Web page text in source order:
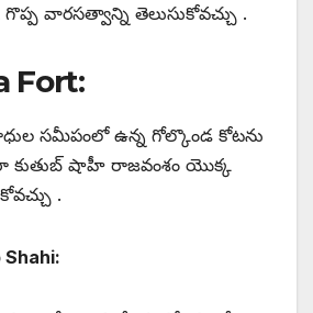
వారసత్వాన్ని తెలుసుకోవచ్చు .
Fort:
సమీపంలో ఉన్న గోల్కొండ కోటను
కుతుబ్ షాహీ రాజవంశం యొక్క
.